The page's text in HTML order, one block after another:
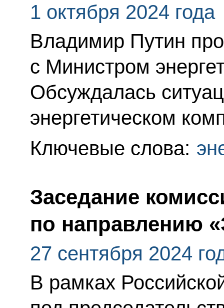
1 октября 2024 года
Владимир Путин
с Министром
Обсуждалась
энергетическом
Ключевые слова:
Заседание
по направлению
27 сентября 2024
В рамках